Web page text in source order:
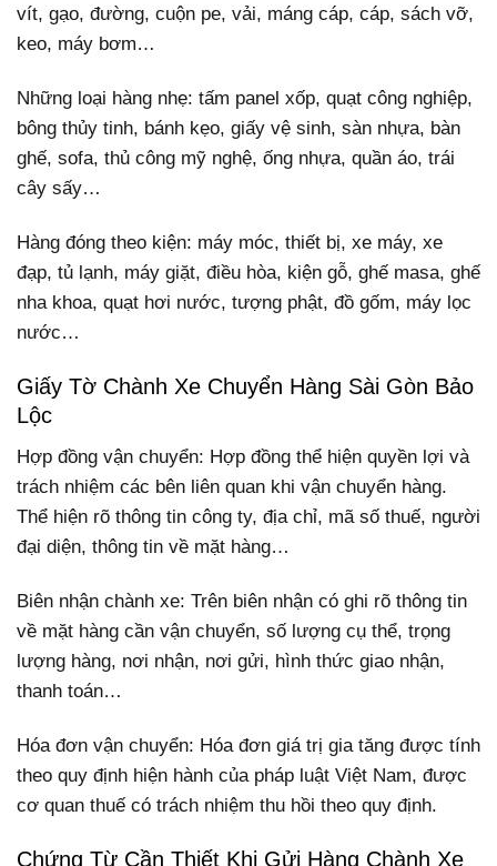
vít, gạo, đường, cuộn pe, vải, máng cáp, cáp, sách vỡ,
keo, máy bơm…
Những loại hàng nhẹ: tấm panel xốp, quạt công nghiệp,
bông thủy tinh, bánh kẹo, giấy vệ sinh, sàn nhựa, bàn
ghế, sofa, thủ công mỹ nghệ, ống nhựa, quần áo, trái
cây sấy…
Hàng đóng theo kiện: máy móc, thiết bị, xe máy, xe
đạp, tủ lạnh, máy giặt, điều hòa, kiện gỗ, ghế masa, ghế
nha khoa, quạt hơi nước, tượng phật, đồ gốm, máy lọc
nước…
Giấy Tờ Chành Xe Chuyển Hàng Sài Gòn Bảo
Lộc
Hợp đồng vận chuyển: Hợp đồng thể hiện quyền lợi và
trách nhiệm các bên liên quan khi vận chuyển hàng.
Thể hiện rõ thông tin công ty, địa chỉ, mã số thuế, người
đại diện, thông tin về mặt hàng…
Biên nhận chành xe: Trên biên nhận có ghi rõ thông tin
về mặt hàng cần vận chuyển, số lượng cụ thể, trọng
lượng hàng, nơi nhận, nơi gửi, hình thức giao nhận,
thanh toán…
Hóa đơn vận chuyển: Hóa đơn giá trị gia tăng được tính
theo quy định hiện hành của pháp luật Việt Nam, được
cơ quan thuế có trách nhiệm thu hồi theo quy định.
Chứng Từ Cần Thiết Khi Gửi Hàng Chành Xe